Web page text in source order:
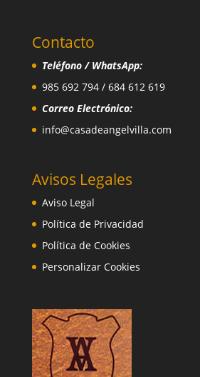
Contacto
Teléfono / WhatsApp:
985 692 794 / 684 612 619
Correo Electrónico:
info@casadeangelvilla.com
Avisos Legales
Aviso Legal
Política de Privacidad
Política de Cookies
Personalizar Cookies